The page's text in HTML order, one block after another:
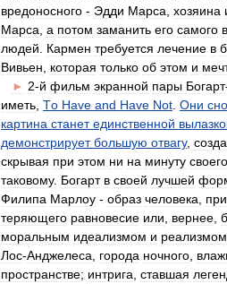
вредоносного - Эдди Марса хозяина
Марса а потом заманить его самого в
людей
Кармен требуется лечение в
Вивьен
которая только об этом и
► 2-й фильм экранной пары Богарт
иметь Tо Have and Have Not Они
картина станет единственной
демонстрирует большую отвагу,
скрывая при этом ни на минуту своего
таковому. Богарт в своей лучшей
Филипа Марлоу - образ человека
теряющего равновесие или вернее
моральным идеализмом и реализмом
Лос-Анджелеса города ночного
пространстве; интрига ставшая